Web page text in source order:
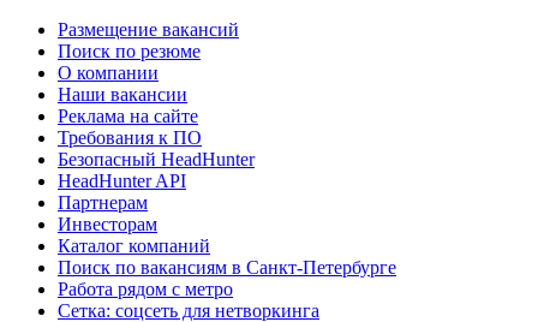
Размещение вакансий
Поиск по резюме
О компании
Наши вакансии
Реклама на сайте
Требования к ПО
Безопасный HeadHunter
HeadHunter API
Партнерам
Инвесторам
Каталог компаний
Поиск по вакансиям в Санкт-Петербурге
Работа рядом с метро
Сетка: соцсеть для нетворкинга